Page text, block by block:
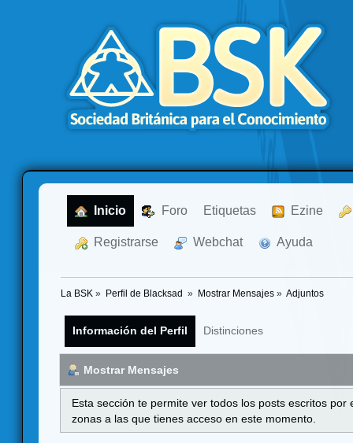
Inicio Foro Etiquetas Ezine
Registrarse Webchat Ayuda
La BSK » Perfil de Blacksad » Mostrar Mensajes» Adjuntos
Información del Perfil Distinciones
Mostrar Mensajes
Esta sección te permite ver todos los posts escritos
zonas a las que tienes acceso en este momento.